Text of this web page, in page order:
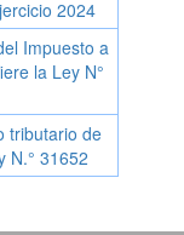
2024
Impuesto a
la Ley N°
tributario de
N.° 31652